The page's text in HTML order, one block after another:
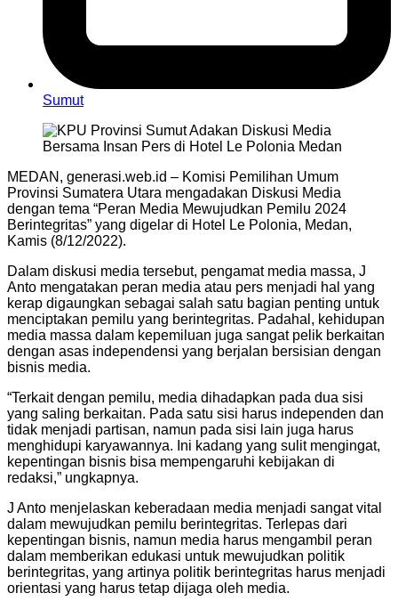
Sumut
MEDAN, generasi.web.id – Komisi Pemilihan Umum
Provinsi Sumatera Utara mengadakan Diskusi Media
dengan tema “Peran Media Mewujudkan Pemilu 2024
Berintegritas” yang digelar di Hotel Le Polonia, Medan,
Kamis (8/12/2022).
Dalam diskusi media tersebut, pengamat media massa, J
Anto mengatakan peran media atau pers menjadi hal yang
kerap digaungkan sebagai salah satu bagian penting untuk
menciptakan pemilu yang berintegritas. Padahal, kehidupan
media massa dalam kepemiluan juga sangat pelik berkaitan
dengan asas independensi yang berjalan bersisian dengan
bisnis media.
“Terkait dengan pemilu, media dihadapkan pada dua sisi
yang saling berkaitan. Pada satu sisi harus independen dan
tidak menjadi partisan, namun pada sisi lain juga harus
menghidupi karyawannya. Ini kadang yang sulit mengingat,
kepentingan bisnis bisa mempengaruhi kebijakan di
redaksi,” ungkapnya.
J Anto menjelaskan keberadaan media menjadi sangat vital
dalam mewujudkan pemilu berintegritas. Terlepas dari
kepentingan bisnis, namun media harus mengambil peran
dalam memberikan edukasi untuk mewujudkan politik
berintegritas, yang artinya politik berintegritas harus menjadi
orientasi yang harus tetap dijaga oleh media.